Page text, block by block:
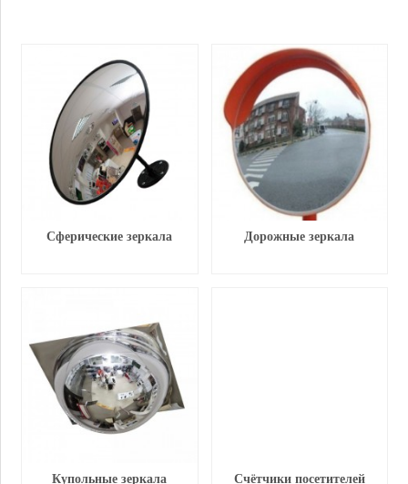
Сферические зеркала Дорожные зеркала
Купольные зеркала Счётчики посетителей